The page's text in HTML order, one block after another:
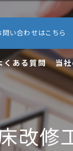
問い合わせはこちら
くある質問 当
内
外
エ
改